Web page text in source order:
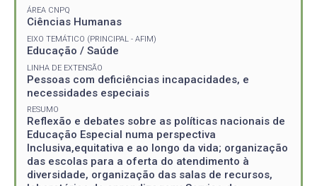
ÁREA CNPQ
Ciências Humanas
EIXO TEMÁTICO (PRINCIPAL - AFIM)
Educação / Saúde
LINHA DE EXTENSÃO
Pessoas com deficiências incapacidades, e
necessidades especiais
RESUMO
Reflexão e debates sobre as políticas nacionais de
Educação Especial numa perspectiva
Inclusiva,equitativa e ao longo da vida; organização
das escolas para a oferta do atendimento à
diversidade, organização das salas de recursos,